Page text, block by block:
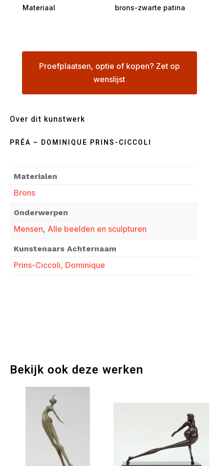
Materiaal brons-zwarte patina
Proefplaatsen, optie of kopen? Zet op
wenslijst
Over dit kunstwerk
PRÉA – DOMINIQUE PRINS-CICCOLI
Materialen
Brons
Onderwerpen
Mensen, Alle beelden en sculpturen
Kunstenaars Achternaam
Prins-Ciccoli, Dominique
Bekijk ook deze werken